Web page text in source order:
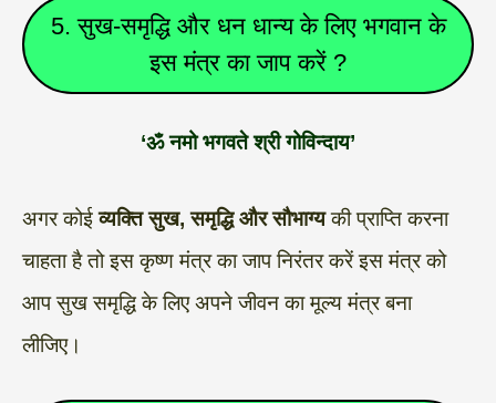
5. सुख-समृद्धि और धन धान्य के लिए भगवान के
इस मंत्र का जाप करें ?
‘ॐ नमो भगवते श्री गोविन्दाय’
अगर कोईव्यक्ति सुख, समृद्धि और सौभाग्यकी प्राप्ति करना
चाहता है तो इस कृष्ण मंत्र का जाप निरंतर करें इस मंत्र को
आप सुख समृद्धि के लिए अपने जीवन का मूल्य मंत्र बना
लीजिए।